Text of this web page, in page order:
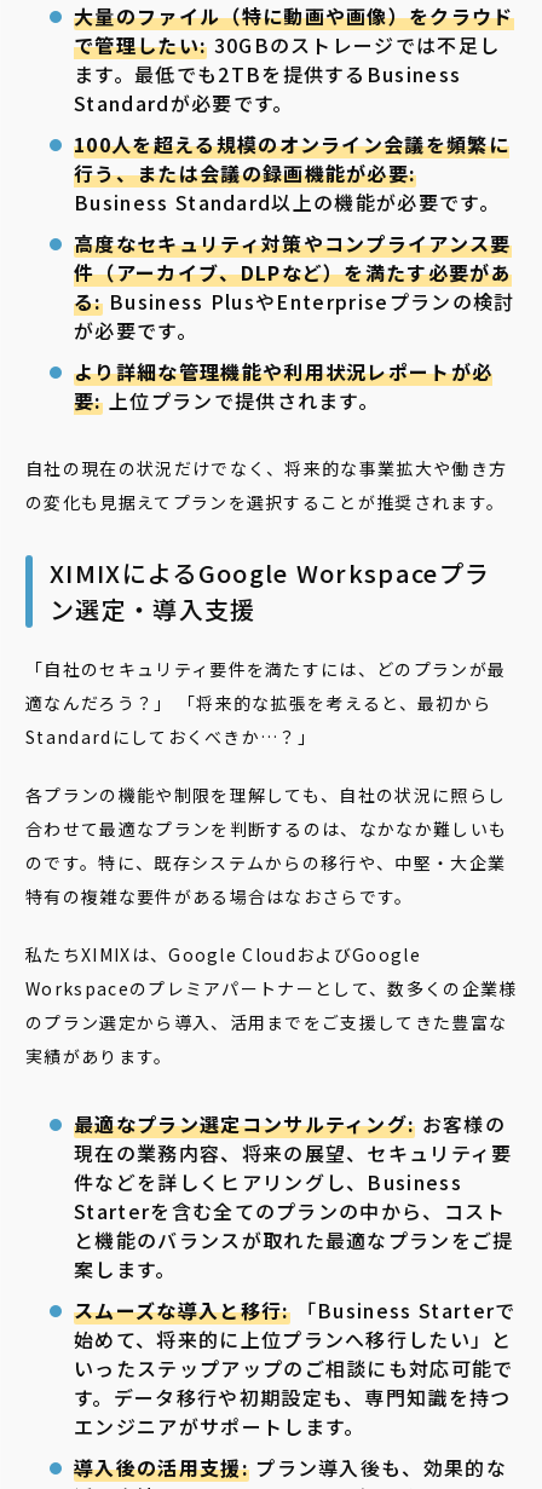
大量のファイル（特に動画や画像）をクラウド
で管理したい: 30GBのストレージでは不足し
ます。最低でも2TBを提供するBusiness
Standardが必要です。
100人を超える規模のオンライン会議を頻繁に
行う、または会議の録画機能が必要:
Business Standard以上の機能が必要です。
高度なセキュリティ対策やコンプライアンス要
件（アーカイブ、DLPなど）を満たす必要があ
る:Business PlusやEnterpriseプランの検討
が必要です。
より詳細な管理機能や利用状況レポートが必
要:上位プランで提供されます。
自社の現在の状況だけでなく、将来的な事業拡大や働き方
の変化も見据えてプランを選択することが推奨されます。
XIMIXによるGoogle Workspaceプラ
ン選定・導入支援
「自社のセキュリティ要件を満たすには、どのプランが最
適なんだろう？」 「将来的な拡張を考えると、最初から
Standardにしておくべきか…？」
各プランの機能や制限を理解しても、自社の状況に照らし
合わせて最適なプランを判断するのは、なかなか難しいも
のです。特に、既存システムからの移行や、中堅・大企業
特有の複雑な要件がある場合はなおさらです。
私たちXIMIXは、Google CloudおよびGoogle
Workspaceのプレミアパートナーとして、数多くの企業様
のプラン選定から導入、活用までをご支援してきた豊富な
実績があります。
最適なプラン選定コンサルティング: お客様の
現在の業務内容、将来の展望、セキュリティ要
件などを詳しくヒアリングし、Business
Starterを含む全てのプランの中から、コスト
と機能のバランスが取れた最適なプランをご提
案します。
スムーズな導入と移行:「Business Starterで
始めて、将来的に上位プランへ移行したい」と
いったステップアップのご相談にも対応可能で
す。データ移行や初期設定も、専門知識を持つ
エンジニアがサポートします。
導入後の活用支援:プラン導入後も、効果的な